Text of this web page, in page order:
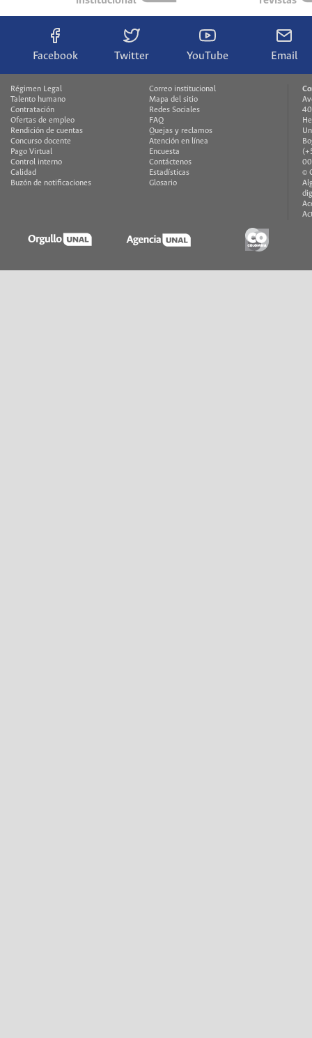
Facebook Twitter YouTube Email
Régimen Legal
Talento humano
Contratación
Ofertas de empleo
Rendición de cuentas
Concurso docente
Pago Virtual
Control interno
Calidad
Buzón de notificaciones
Correo institucional
Mapa del sitio
Redes Sociales
FAQ
Quejas y reclamos
Atención en línea
Encuesta
Contáctenos
Estadísticas
Glosario
©